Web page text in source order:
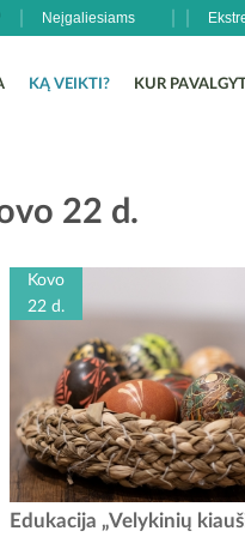
Neįgaliesiams
KĄ VEIKTI? KUR
22 d.
Kovo
22 d.
Kviečiame į jau tradicija
Edukacija „Velykinių